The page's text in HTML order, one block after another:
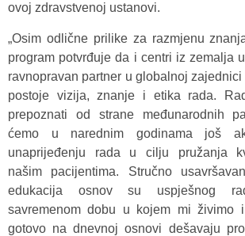
ovoj zdravstvenoj ustanovi.
„Osim odlične prilike za razmjenu
program potvrđuje da i centri iz zemalja
ravnopravan partner u globalnoj
postoje vizija, znanje i etika rada.
prepoznati od strane međunarodnih
ćemo u narednim godinama još
unaprijeđenju rada u cilju pružanja
našim pacijentima. Stručno
edukacija osnov su uspješnog
savremenom dobu u kojem mi živimo
gotovo na dnevnoj osnovi dešavaju